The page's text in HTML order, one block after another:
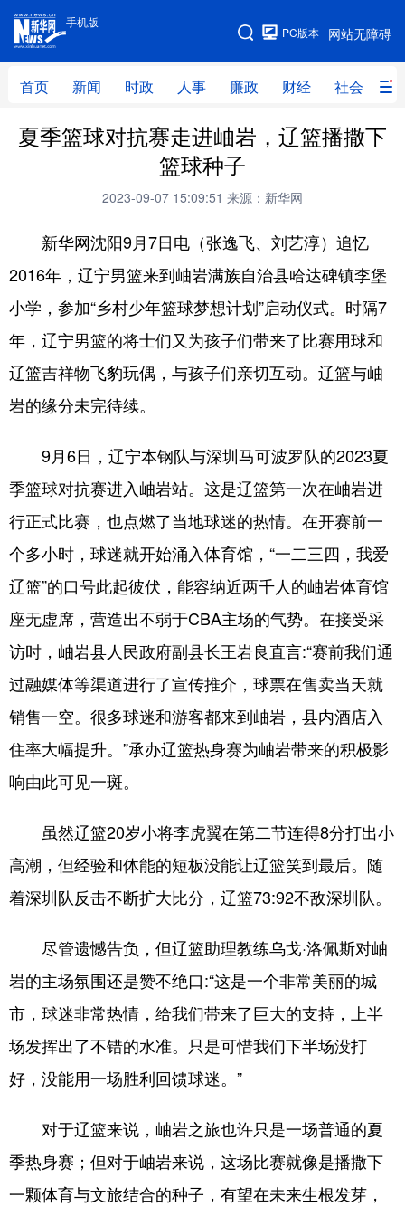
手机版
网站无障碍
PC版本
首页 新闻 时政 人事 廉政 财经 社会 科
手机版
网站地图
首页 新闻 时政 人事
财经
体育 视频 直播 无人机
地方频道
辽宁
广东 广西 海南 重庆
四川 贵州 云南 西藏
陕西 甘肃 青海 宁夏
新疆 内蒙古 黑龙江
多语种频道
Русский язык
夏季篮球对抗赛走进岫岩，辽篮播撒下
篮球种子
2023-09-07 15:09:51 来源：新华网
新华网沈阳9月7日电（张逸飞、刘艺淳）追忆
2016年，辽宁男篮来到岫岩满族自治县哈达碑镇李堡
小学，参加“乡村少年篮球梦想计划”启动仪式。时隔7
年，辽宁男篮的将士们又为孩子们带来了比赛用球和
辽篮吉祥物飞豹玩偶，与孩子们亲切互动。辽篮与岫
岩的缘分未完待续。
9月6日，辽宁本钢队与深圳马可波罗队的2023夏
季篮球对抗赛进入岫岩站。这是辽篮第一次在岫岩进
行正式比赛，也点燃了当地球迷的热情。在开赛前一
个多小时，球迷就开始涌入体育馆，“一二三四，我爱
辽篮”的口号此起彼伏，能容纳近两千人的岫岩体育馆
座无虚席，营造出不弱于CBA主场的气势。在接受采
访时，岫岩县人民政府副县长王岩良直言:“赛前我们通
过融媒体等渠道进行了宣传推介，球票在售卖当天就
销售一空。很多球迷和游客都来到岫岩，县内酒店入
住率大幅提升。”承办辽篮热身赛为岫岩带来的积极影
响由此可见一斑。
虽然辽篮20岁小将李虎翼在第二节连得8分打出小
高潮，但经验和体能的短板没能让辽篮笑到最后。随
着深圳队反击不断扩大比分，辽篮73:92不敌深圳队。
尽管遗憾告负，但辽篮助理教练乌戈·洛佩斯对岫
岩的主场氛围还是赞不绝口:“这是一个非常美丽的城
市，球迷非常热情，给我们带来了巨大的支持，上半
场发挥出了不错的水准。只是可惜我们下半场没打
好，没能用一场胜利回馈球迷。”
对于辽篮来说，岫岩之旅也许只是一场普通的夏
季热身赛；但对于岫岩来说，这场比赛就像是播撒下
一颗体育与文旅结合的种子，有望在未来生根发芽，